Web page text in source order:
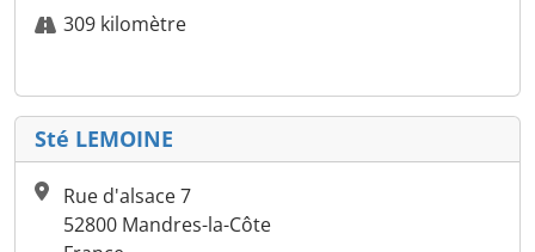
309 kilomètre
Sté LEMOINE
Rue d'alsace 7
52800 Mandres-la-Côte